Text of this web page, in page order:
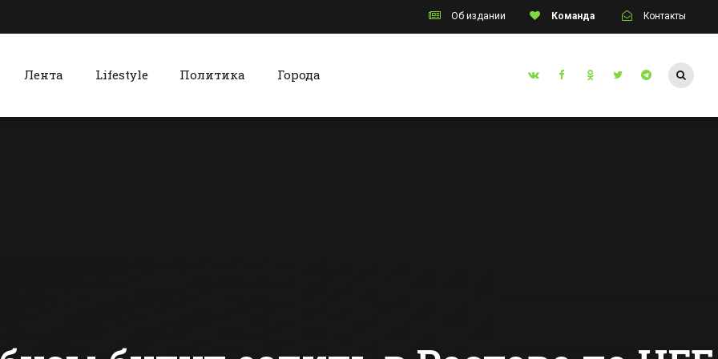
Об издании Команда Контакты
Лента Lifestyle Политика Города